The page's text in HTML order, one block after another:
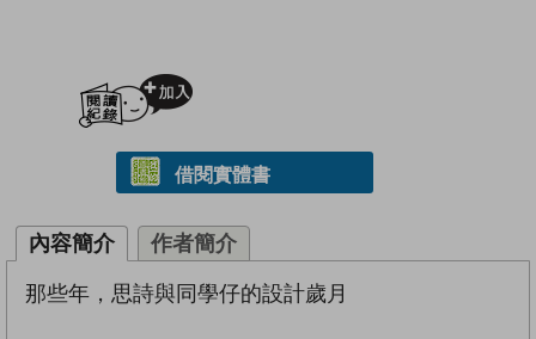
借閱實體書
內容簡介 作者簡介
那些年，思詩與同學仔的設計歲月